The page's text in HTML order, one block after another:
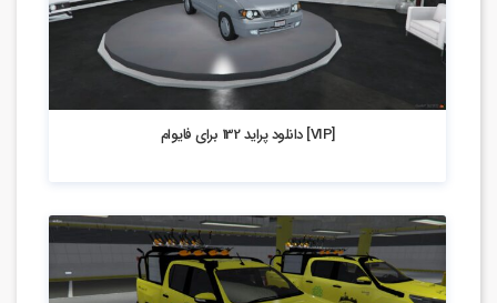
[VIP] دانلود پراید 132 برای فایوام